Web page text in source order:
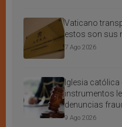
Vaticano
estos son sus
7 Ago 2026
Iglesia católica
instrumentos
denuncias
9 Ago 2026